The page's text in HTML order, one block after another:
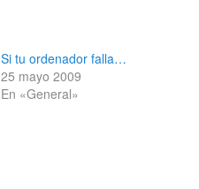
Si tu ordenador falla…
25 mayo 2009
En «General»